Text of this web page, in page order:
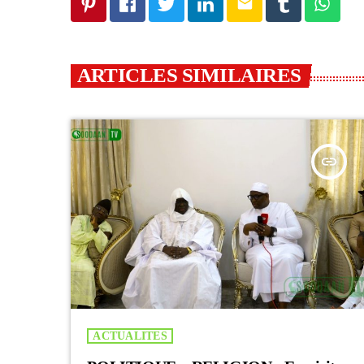
ARTICLES SIMILAIRES
insert_link
ACTUALITES